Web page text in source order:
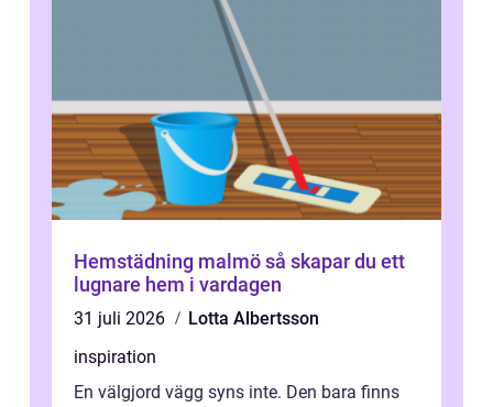
Hemstädning malmö så skapar du ett
lugnare hem i vardagen
31 juli 2026
Lotta Albertsson
inspiration
En välgjord vägg syns inte. Den bara finns